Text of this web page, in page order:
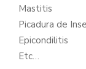
Mastitis
Picadura de
Epicondilitis
Etc…